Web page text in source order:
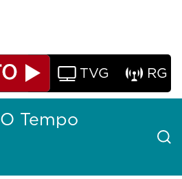
TVG RG
O Tempo